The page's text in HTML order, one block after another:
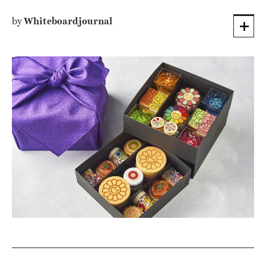
byWhiteboardjournal